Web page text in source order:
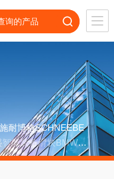
施耐博格SCHNEEBE
能装备滑块BMW25